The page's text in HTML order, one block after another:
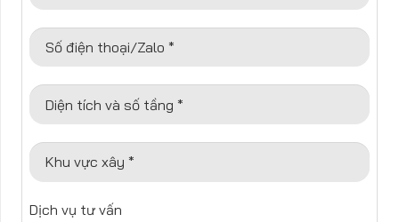
Số điện thoại/Zalo *
Diện tích và số tầng *
Khu vực xây *
Dịch vụ tư vấn